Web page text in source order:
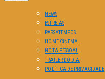
NEWS
ESTREIAS
PASSATEMPOS
HOME CINEMA
NOTA PESSOAL
TRAILER DO DIA
POLÍTICA DE PRIVACIDADE